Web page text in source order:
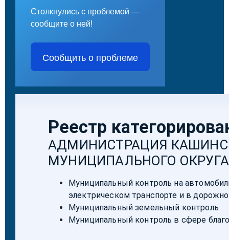
Столкнулись с проблемой —
сообщите о ней!
Сообщить о проблеме